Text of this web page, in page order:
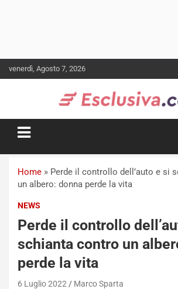
to
venerdì, Agosto 7, 2026
Home » Perde il controllo dell’auto e si
un albero: donna perde la vita
NEWS
Perde il controllo
schianta contro un
perde la vita
6 Luglio 2022 Marco Sparta